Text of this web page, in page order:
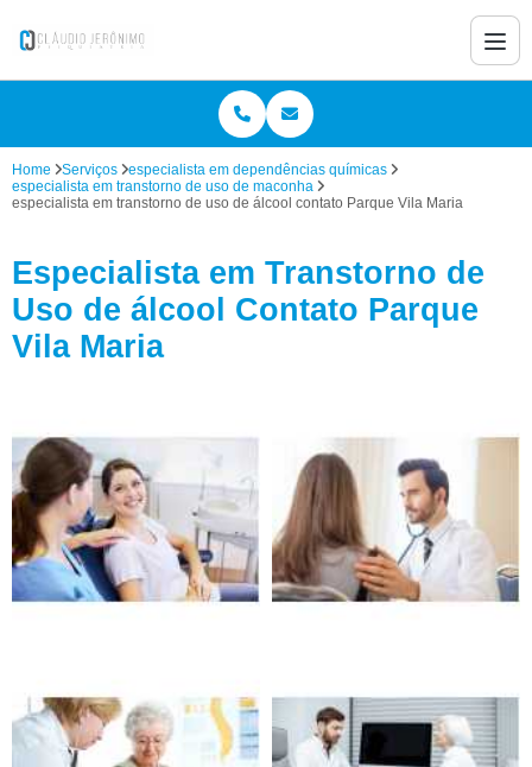
Home Serviços
especialista em dependências químicas
especialista em transtorno de uso de maconha
especialista em transtorno de uso de álcool contato Parque Vila Maria
Especialista em Transtorno de
Uso de álcool Contato Parque
Vila Maria